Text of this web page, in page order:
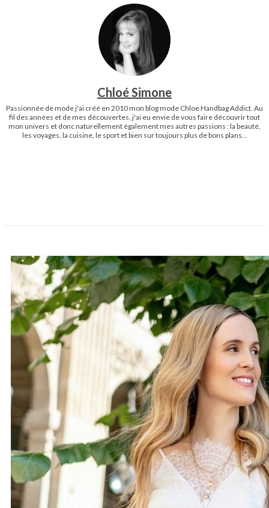
Chloé Simone
Passionnée de mode j'ai créé en 2010 mon blog mode Chloe Handbag Addict. Au
fil des années et de mes découvertes, j'ai eu envie de vous faire découvrir tout
mon univers et donc naturellement également mes autres passions : la beauté,
les voyages, la cuisine, le sport et bien sur toujours plus de bons plans...